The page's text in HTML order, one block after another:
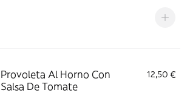
Provoleta Al Horno Con
Salsa De Tomate
12,50 €